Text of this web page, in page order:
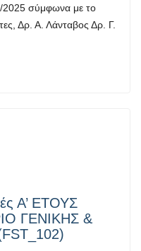
2025 σύμφωνα με το
Δρ. Α. Λάνταβος Δρ. Γ.
Α’ ΕΤΟΥΣ
ΓΕΝΙΚΗΣ &